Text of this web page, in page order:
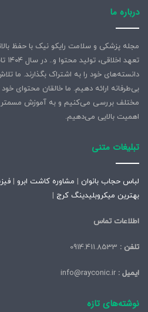
درباره ما
مجله پزشکی و سلامت رایکو نیک با حفظ
دانسته‌های خود را به اشتراک بگذارند. ما
بی‌طرفانه ارائه دهیم. ما خالقان محتوای
مختلف بررسی می‌کنیم و به آموزش مسمتر
اهمیت بالایی می‌دهیم.
تبلیغات متنی
لباس حجاب بانوان | مشاوره کاشت ابرو |
بهترین میکروبلیدینگ کرج |
اطلاعات تماس
تلفن :
ایمیل :
نوشته‌های تازه